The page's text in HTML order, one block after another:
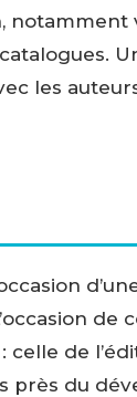
les
de
près du